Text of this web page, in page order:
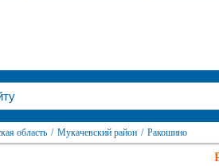
область / Мукачевский район / Ракошино